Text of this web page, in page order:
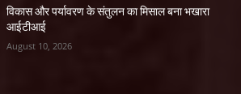
विकास और पर्यावरण के संतुलन का मिसाल बना भखारा
आईटीआई
August 10, 2026